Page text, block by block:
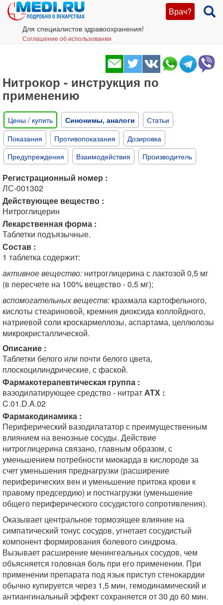
Врач?
Для специалистов здравоохранения!
Соглашение об использовании
Нитрокор - инструкция по
применению
Цены / купить Синонимы, аналоги
Статьи
Показания
Противопоказания
Дозировка
Предупреждения
Взаимодействия Производитель
Регистрационный номер :
ЛС-001302
Действующее вещество :
Нитроглицерин
Лекарственная форма :
Таблетки подъязычные.
Состав :
1 таблетка содержит:
активное вещество: нитроглицерина с лактозой 0,5 мг
(в пересчете на 100% вещество - 0,5 мг);
вспомогательных веществ: крахмала картофельного,
кислоты стеариновой, кремния диоксида коллойдного,
натриевой соли кроскармеллозы, аспартама, целлюлозы
микрокристаллической.
Описание :
Таблетки белого или почти белого цвета,
плоскоцилиндрические, с фаской.
Фармакотерапевтическая группа :
вазодилатирующее средство - нитратАТХ :
C.01.D.A.02
Фармакодинамика :
Периферический вазодилататор с преимущественным
влиянием на венозные сосуды. Действие
нитроглицерина связано, главным образом, с
уменьшением потребности миокарда в кислороде за
счет уменьшения преднагрузки (расширение
периферических вен и уменьшение притока крови к
правому предсердию) и постнагрузки (уменьшение
общего периферического сосудистого сопротивления).
Оказывает центральное тормозящее влияние на
симпатический тонус сосудов, угнетает сосудистый
компонент формирования болевого синдрома.
Вызывает расширение менингеальных сосудов, чем
объясняется головная боль при его применении. При
применении препарата под язык приступ стенокардии
обычно купируется через 1,5 мин, гемодинамический и
антиангинальный эффект сохраняется от 30 до 60 мин.